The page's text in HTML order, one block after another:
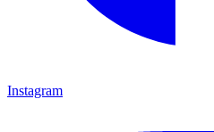
Instagram